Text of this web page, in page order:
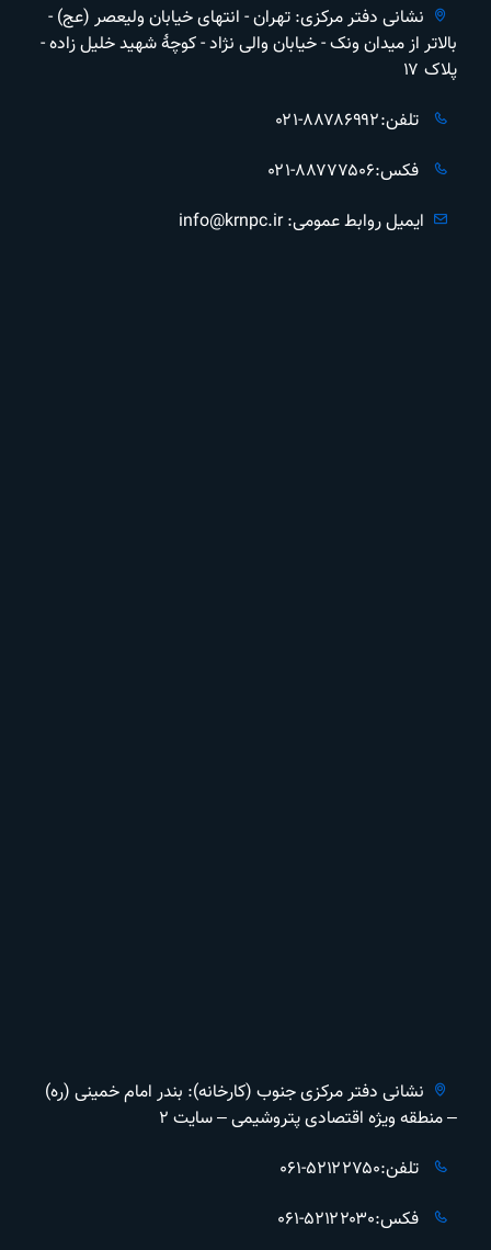
نشانی دفتر مرکزی: تهران - انتهای خیابان ولیعصر (عج) -
بالاتر از ميدان ونک - خیابان والی نژاد - کوچهٔ شهید خلیل زاده -
پلاک ۱۷
تلفن:۸۸۷۸۶۹۹۲-۰۲۱
فکس:۸۸۷۷۷۵۰۶-۰۲۱
ایمیل روابط عمومی: info@krnpc.ir
نشانی دفتر مرکزی جنوب (کارخانه): بندر امام خمینی (ره)
– منطقه ویژه اقتصادی پتروشیمی – سایت ۲
تلفن:۵۲۱۲۲۷۵۰-۰۶۱
فکس:۵۲۱۲۲۰۳۰-۰۶۱